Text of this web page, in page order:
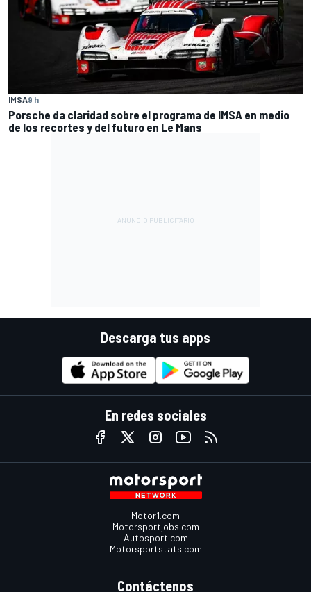
IMSA9 h
Porsche da claridad sobre el programa de IMSA en medio
de los recortes y del futuro en Le Mans
Descarga tus apps
En redes sociales
Motor1.com
Motorsportjobs.com
Autosport.com
Motorsportstats.com
Contáctenos